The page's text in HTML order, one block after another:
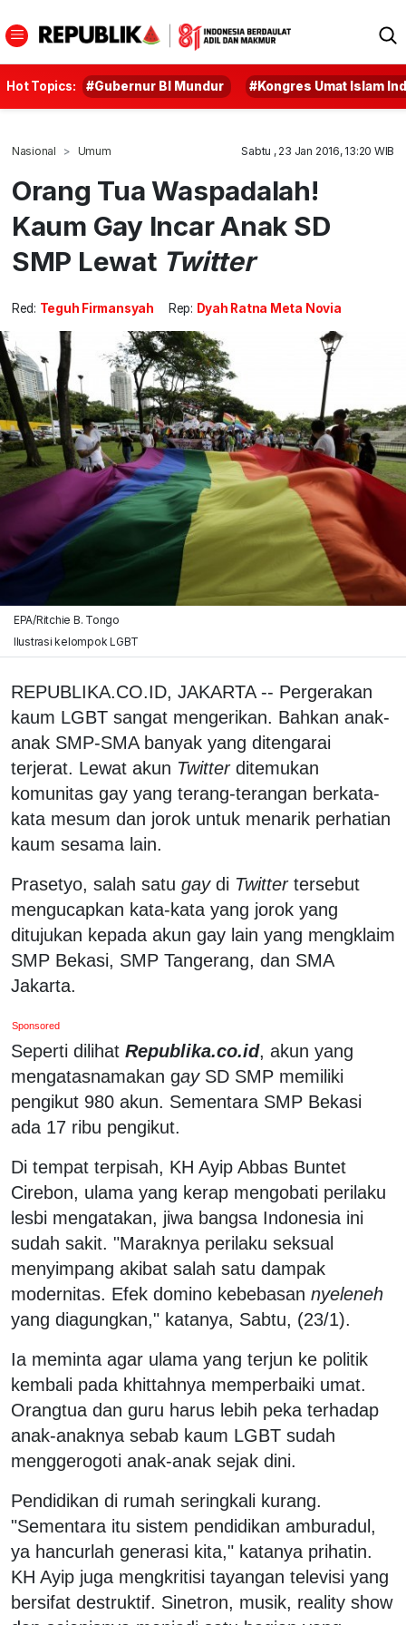
Hot Topics: #Gubernur BI Mundur #Kongres Umat Islam
Nasional Umum Sabtu , 23 Jan 2016, 13:20 WIB
Orang Tua Waspadalah!
Kaum Gay Incar Anak SD
SMP Lewat Twitter
Red: Teguh Firmansyah Rep: Dyah Ratna Meta Novia
EPA/Ritchie B. Tongo
Ilustrasi kelompok LGBT
REPUBLIKA.CO.ID, JAKARTA -- Pergerakan
kaum LGBT sangat mengerikan. Bahkan anak-
anak SMP-SMA banyak yang ditengarai
terjerat. Lewat akun Twitterditemukan
komunitas gay yang terang-terangan berkata-
kata mesum dan jorok untuk menarik perhatian
kaum sesama lain.
Prasetyo, salah satu gaydi Twittertersebut
mengucapkan kata-kata yang jorok yang
ditujukan kepada akun gay lain yang mengklaim
SMP Bekasi, SMP Tangerang, dan SMA
Jakarta.
Sponsored
Seperti dilihat Republika.co.id, akun yang
mengatasnamakan gaySD SMP memiliki
pengikut 980 akun. Sementara SMP Bekasi
ada 17 ribu pengikut.
Di tempat terpisah, KH Ayip Abbas Buntet
Cirebon, ulama yang kerap mengobati perilaku
lesbi mengatakan, jiwa bangsa Indonesia ini
sudah sakit. "Maraknya perilaku seksual
menyimpang akibat salah satu dampak
modernitas. Efek domino kebebasan nyeleneh
yang diagungkan," katanya, Sabtu, (23/1).
Ia meminta agar ulama yang terjun ke politik
kembali pada khittahnya memperbaiki umat.
Orangtua dan guru harus lebih peka terhadap
anak-anaknya sebab kaum LGBT sudah
menggerogoti anak-anak sejak dini.
Pendidikan di rumah seringkali kurang.
"Sementara itu sistem pendidikan amburadul,
ya hancurlah generasi kita," katanya prihatin.
KH Ayip juga mengkritisi tayangan televisi yang
bersifat destruktif. Sinetron, musik, reality show